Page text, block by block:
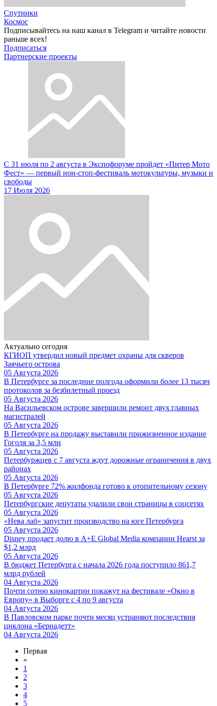
Спутники
Космос
Подписывайтесь на наш канал в Telegram и читайте новости
раньше всех!
Подписаться
Партнерские проекты
С 31 июля по 2 августа в Экспофоруме пройдет «Питер Мото
Фест» — первый нон-стоп-фестиваль мотокультуры, музыки и
свободы
17 Июля 2026
Актуально сегодня
КГИОП утвердил новый предмет охраны для скверов
Заячьего острова
05 Августа 2026
В Петербурге за последние полгода оформили более 13 тысяч
протоколов за безбилетный проезд
05 Августа 2026
На Васильевском острове завершили ремонт двух главных
магистралей
05 Августа 2026
В Петербурге на продажу выставили прижизненное издание
Гоголя за 3,5 млн
05 Августа 2026
Петербуржцев с 7 августа ждут дорожные ограничения в двух
районах
05 Августа 2026
В Петербурге 72% жилфонда готово к отопительному сезону
05 Августа 2026
Петербургские депутаты удалили свои страницы в соцсетях
05 Августа 2026
«Нева лаб» запустит производство на юге Петербурга
05 Августа 2026
Disney продает долю в A+E Global Media компании Hearst за
$1,2 млрд
05 Августа 2026
В бюджет Петербурга с начала 2026 года поступило 861,7
млрд рублей
04 Августа 2026
Почти сотню кинокартин покажут на фестивале «Окно в
Европу» в Выборге с 4 по 9 августа
04 Августа 2026
В Павловском парке почти месяц устраняют последствия
циклона «Бернадетт»
04 Августа 2026
Первая
«
1
2
3
4
5